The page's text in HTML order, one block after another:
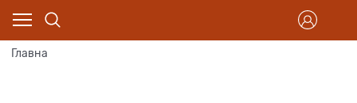
Главна